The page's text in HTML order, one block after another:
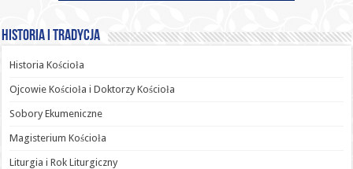
Historia i Tradycja
Historia Kościoła
Ojcowie Kościoła i Doktorzy Kościoła
Sobory Ekumeniczne
Magisterium Kościoła
Liturgia i Rok Liturgiczny